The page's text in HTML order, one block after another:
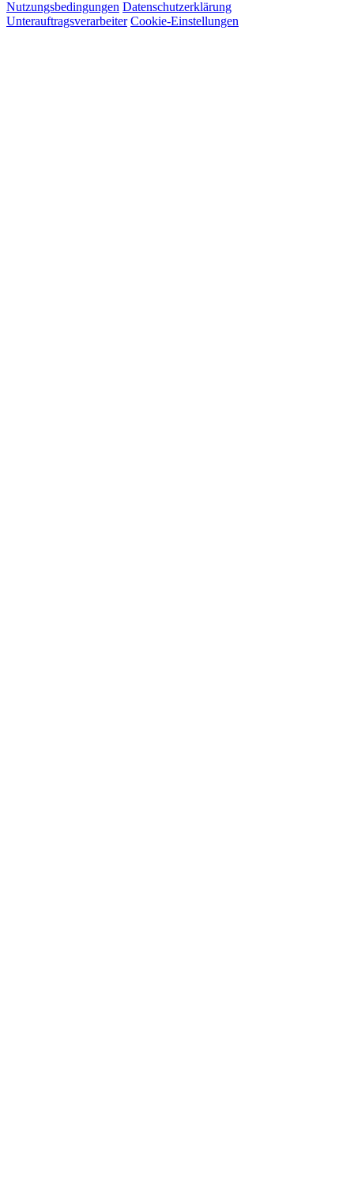
Nutzungsbedingungen Datenschutzerklärung
Unterauftragsverarbeiter Cookie-Einstellungen